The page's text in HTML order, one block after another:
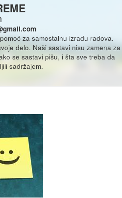
za samostalnu izradu radova.
delo. Naši sastavi nisu zamena za
se sastavi pišu, i šta sve treba da
sadržajem.